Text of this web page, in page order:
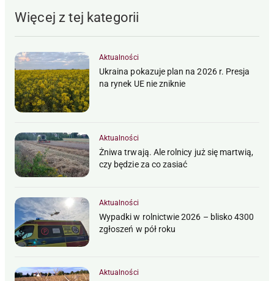
Więcej z tej kategorii
Aktualności
Ukraina pokazuje plan na 2026 r. Presja
na rynek UE nie zniknie
Aktualności
Żniwa trwają. Ale rolnicy już się martwią,
czy będzie za co zasiać
Aktualności
Wypadki w rolnictwie 2026 – blisko 4300
zgłoszeń w pół roku
Aktualności